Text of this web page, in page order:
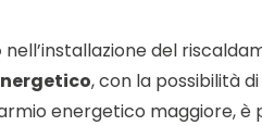
nell’installazione del
, con la possibilità
energetico maggiore, è